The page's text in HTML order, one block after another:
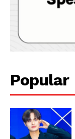
Popular